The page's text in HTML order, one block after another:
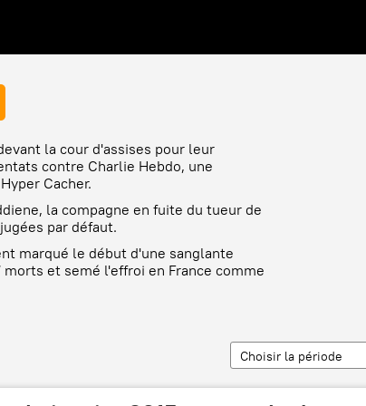
la cour d'assises pour leur
contre Charlie Hebdo, une
Cacher.
la compagne en fuite du tueur de
par défaut.
marqué le début d'une sanglante
et semé l'effroi en France comme
Choisir la période